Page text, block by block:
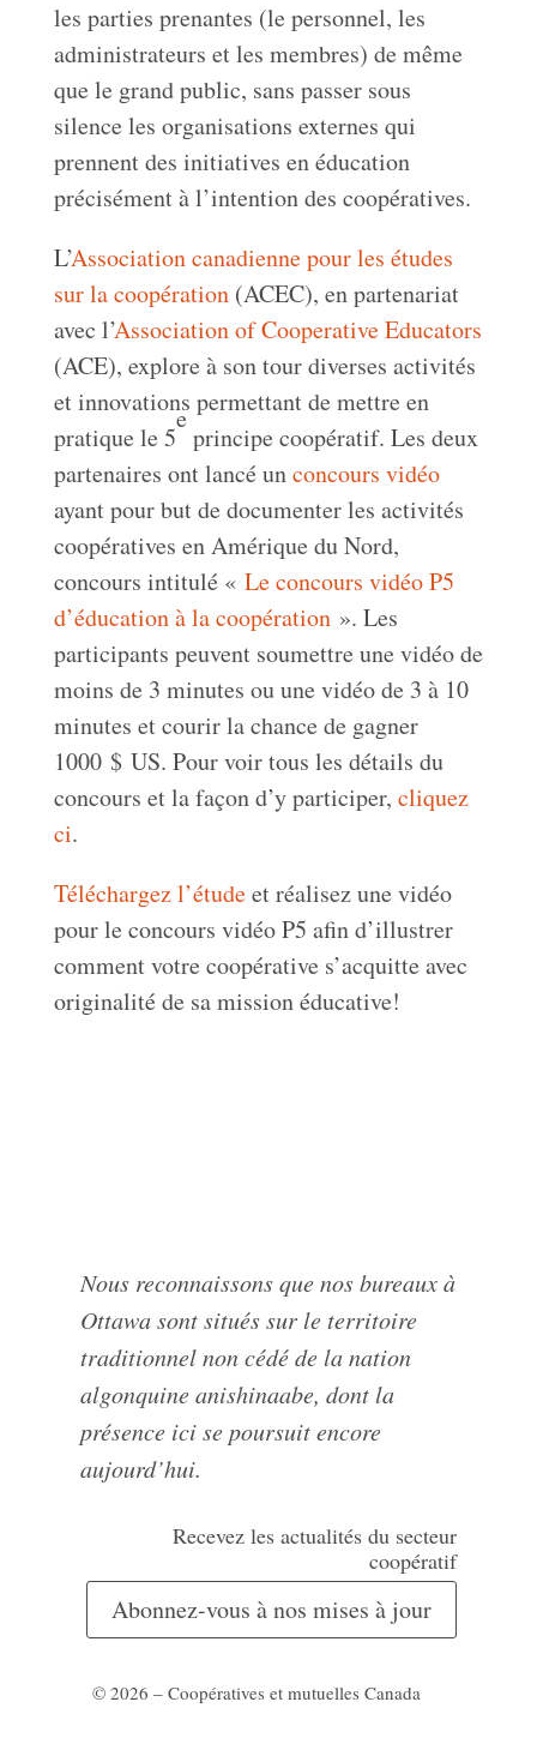
les parties prenantes (le personnel, les
administrateurs et les membres) de même
que le grand public, sans passer sous
silence les organisations externes qui
prennent des initiatives en éducation
précisément à l’intention des coopératives.
L’Association canadienne pour les études
sur la coopération(ACEC), en partenariat
avec l’Association of Cooperative Educators
(ACE), explore à son tour diverses activités
et innovations permettant de mettre en
pratique le 5
e
principe coopératif. Les deux
partenaires ont lancé unconcours vidéo
ayant pour but de documenter les activités
coopératives en Amérique du Nord,
concours intitulé « Le concours vidéo P5
d’éducation à la coopération». Les
participants peuvent soumettre une vidéo de
moins de 3 minutes ou une vidéo de 3 à 10
minutes et courir la chance de gagner
1000 $ US. Pour voir tous les détails du
concours et la façon d’y participer, cliquez
ci.
Téléchargez l’étudeet réalisez une vidéo
pour le concours vidéo P5 afin d’illustrer
comment votre coopérative s’acquitte avec
originalité de sa mission éducative!
Nous reconnaissons que nos bureaux à
Ottawa sont situés sur le territoire
traditionnel non cédé de la nation
algonquine anishinaabe, dont la
présence ici se poursuit encore
aujourd’hui.
Recevez les actualités du secteur
coopératif
Abonnez-vous à nos mises à jour
© 2026 – Coopératives et mutuelles Canada